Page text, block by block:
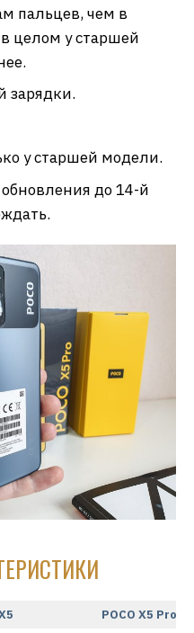
пальцев, чем в
целом у старшей
зарядки.
у старшей модели.
до 14-й
POCO X5 Pro